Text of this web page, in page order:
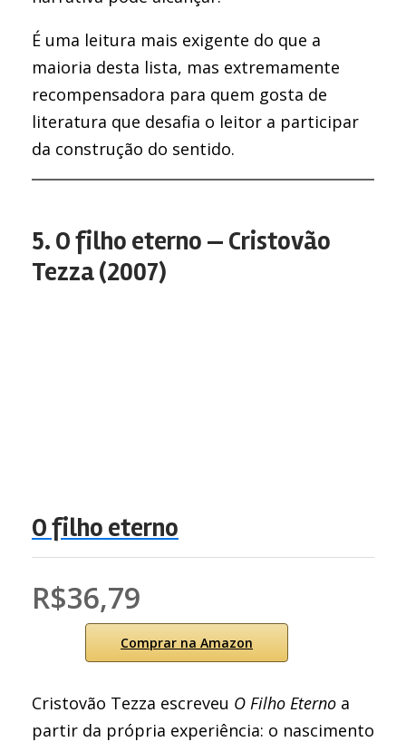
É uma leitura mais exigente do que a
maioria desta lista, mas extremamente
recompensadora para quem gosta de
literatura que desafia o leitor a participar
da construção do sentido.
5. O filho eterno — Cristovão
Tezza (2007)
O filho eterno
R$36,79
Comprar na Amazon
Cristovão Tezza escreveu O Filho Eterno a
partir da própria experiência: o nascimento